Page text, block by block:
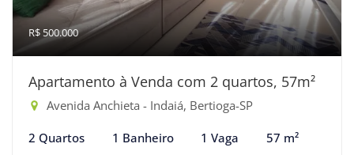
R$ 500.000
Apartamento à Venda com 2 quartos, 57m²
Avenida Anchieta - Indaiá, Bertioga-SP
2 Quartos 1 Banheiro 1 Vaga 57 m²